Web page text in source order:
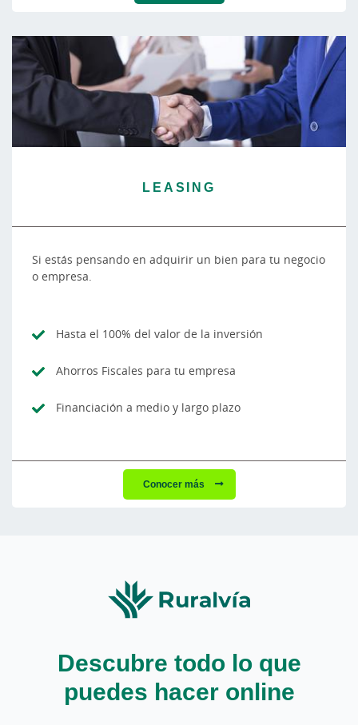
LEASING
Si estás pensando en adquirir un bien para tu negocio
o empresa.
Hasta el 100% del valor de la inversión
Ahorros Fiscales para tu empresa
Financiación a medio y largo plazo
Conocer más
Descubre todo lo que
puedes hacer online